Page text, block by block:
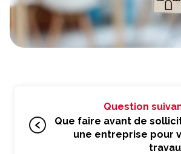
Question
Que faire avant de
une entreprise pour